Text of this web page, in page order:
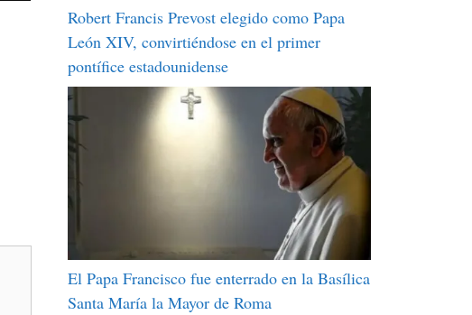
Robert Francis Prevost elegido como Papa
León XIV, convirtiéndose en el primer
pontífice estadounidense
El Papa Francisco fue enterrado en la Basílica
Santa María la Mayor de Roma